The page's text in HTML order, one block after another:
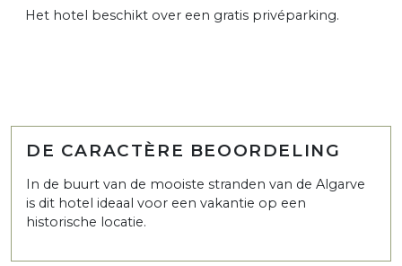
Het hotel beschikt over een gratis privéparking.
DE CARACTÈRE BEOORDELING
In de buurt van de mooiste stranden van de Algarve
is dit hotel ideaal voor een vakantie op een
historische locatie.